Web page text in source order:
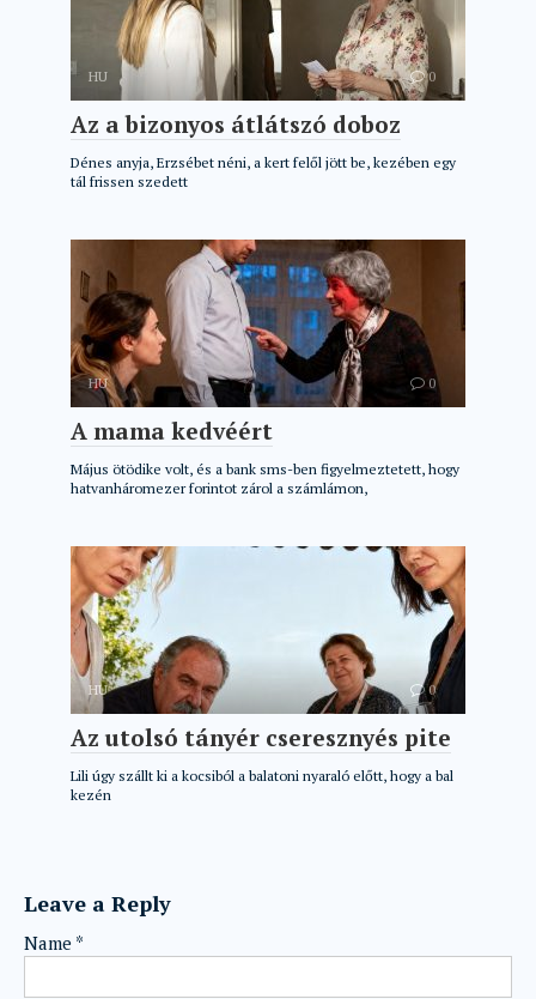
HU 0
Az a bizonyos átlátszó doboz
Dénes anyja, Erzsébet néni, a kert felől jött be, kezében egy
tál frissen szedett
HU 0
A mama kedvéért
Május ötödike volt, és a bank sms-ben figyelmeztetett, hogy
hatvanháromezer forintot zárol a számlámon,
HU 0
Az utolsó tányér cseresznyés pite
Lili úgy szállt ki a kocsiból a balatoni nyaraló előtt, hogy a bal
kezén
Leave a Reply
Name *